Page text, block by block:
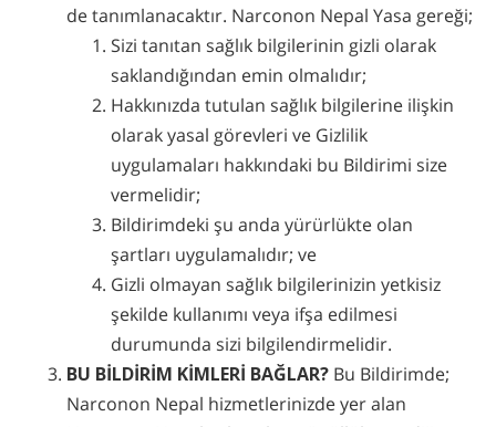
de tanımlanacaktır. Narconon Nepal Yasa gereği;
Sizi tanıtan sağlık bilgilerinin gizli olarak
saklandığından emin olmalıdır;
Hakkınızda tutulan sağlık bilgilerine ilişkin
olarak yasal görevleri ve Gizlilik
uygulamaları hakkındaki bu Bildirimi size
vermelidir;
Bildirimdeki şu anda yürürlükte olan
şartları uygulamalıdır; ve
Gizli olmayan sağlık bilgilerinizin yetkisiz
şekilde kullanımı veya ifşa edilmesi
durumunda sizi bilgilendirmelidir.
BU BİLDİRİM KİMLERİ BAĞLAR? Bu Bildirimde;
Narconon Nepal hizmetlerinizde yer alan